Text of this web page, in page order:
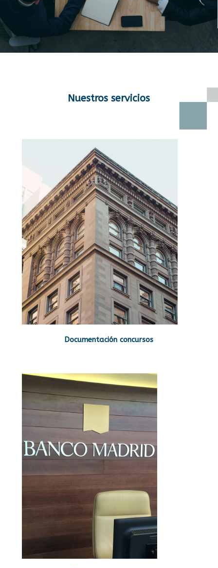
Nuestros servicios
Documentación concursos